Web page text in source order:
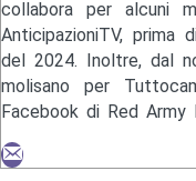
collabora per alcuni
AnticipazioniTV,
del 2024. Inoltre, dal
molisano per
Facebook di Red